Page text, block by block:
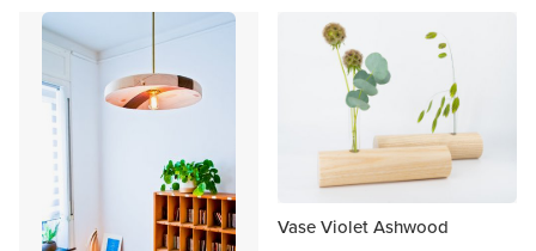
Vase Violet Ashwood